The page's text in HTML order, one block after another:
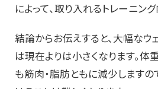
によって、取り入れるトレーニン
結論からお伝えすると、大幅なウ
は現在よりは小さくなります。体
も筋肉・脂肪ともに減少しますの